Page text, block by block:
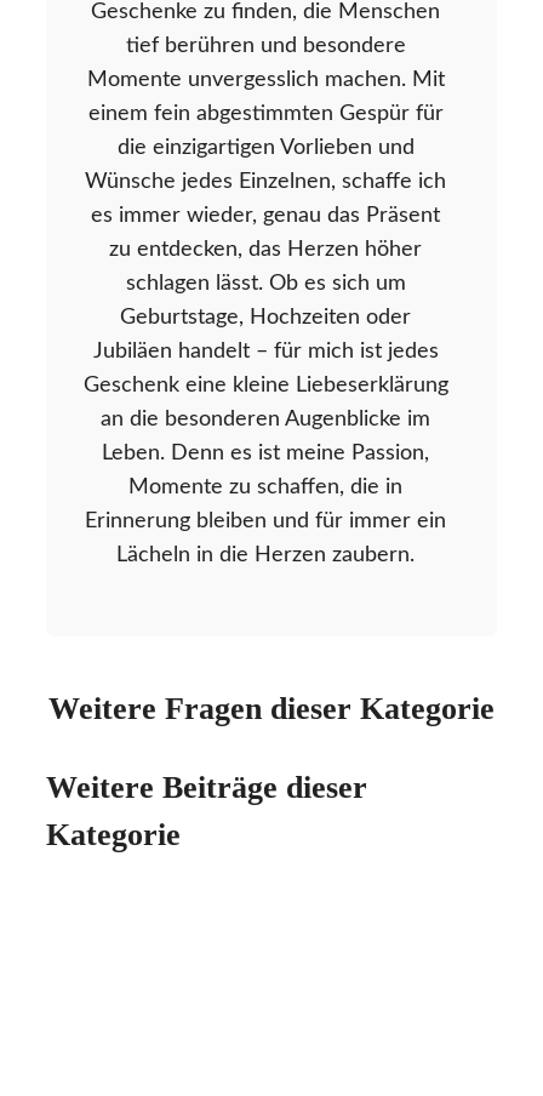
Geschenke zu finden, die Menschen
tief berühren und besondere
Momente unvergesslich machen. Mit
einem fein abgestimmten Gespür für
die einzigartigen Vorlieben und
Wünsche jedes Einzelnen, schaffe ich
es immer wieder, genau das Präsent
zu entdecken, das Herzen höher
schlagen lässt. Ob es sich um
Geburtstage, Hochzeiten oder
Jubiläen handelt – für mich ist jedes
Geschenk eine kleine Liebeserklärung
an die besonderen Augenblicke im
Leben. Denn es ist meine Passion,
Momente zu schaffen, die in
Erinnerung bleiben und für immer ein
Lächeln in die Herzen zaubern.
Weitere Fragen dieser Kategorie
Weitere Beiträge dieser
Kategorie